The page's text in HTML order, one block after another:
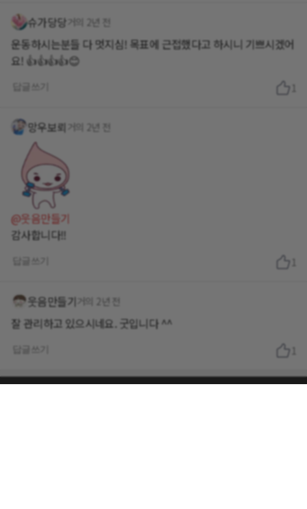
슈가당당 거의 2년 전
운동하시는분들 다 멋지심! 목표에 근접했다고 하시니 기쁘시겠어
요! 👍👍👍👍😊
1
망우보뢰 거의 2년 전
@웃음만들기
감사합니다!!
1
웃음만들기 거의 2년 전
잘 관리하고 있으시네요. 굿입니다 ^^
1